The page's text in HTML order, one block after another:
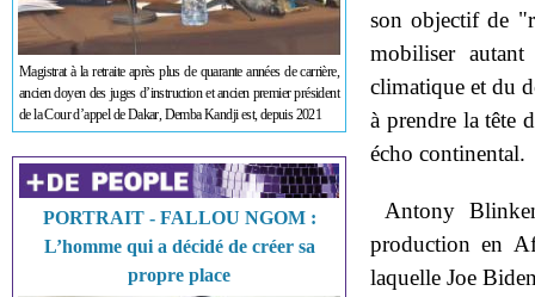
Magistrat à la retraite après plus de quarante années de carrière,
ancien doyen des juges d’instruction et ancien premier président
de la Cour d’appel de Dakar, Demba Kandji est, depuis 2021
PORTRAIT - FALLOU NGOM :
L’homme qui a décidé de créer sa
propre place
son objectif de
mobiliser
climatique et du
à prendre la tête
écho continental.
Antony
production en
laquelle Joe